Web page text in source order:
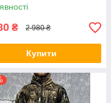
₴ 2 980 ₴
Купити